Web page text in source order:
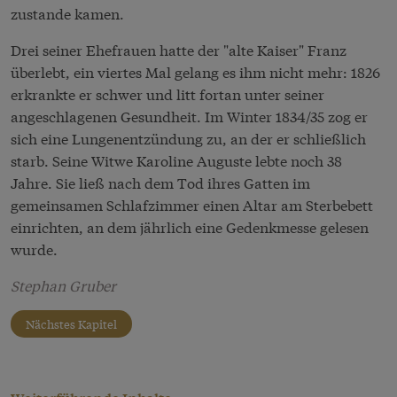
zustande kamen.
Drei seiner Ehefrauen hatte der "alte Kaiser" Franz
überlebt, ein viertes Mal gelang es ihm nicht mehr: 1826
erkrankte er schwer und litt fortan unter seiner
angeschlagenen Gesundheit. Im Winter 1834/35 zog er
sich eine Lungenentzündung zu, an der er schließlich
starb. Seine Witwe Karoline Auguste lebte noch 38
Jahre. Sie ließ nach dem Tod ihres Gatten im
gemeinsamen Schlafzimmer einen Altar am Sterbebett
einrichten, an dem jährlich eine Gedenkmesse gelesen
wurde.
Stephan Gruber
Nächstes Kapitel